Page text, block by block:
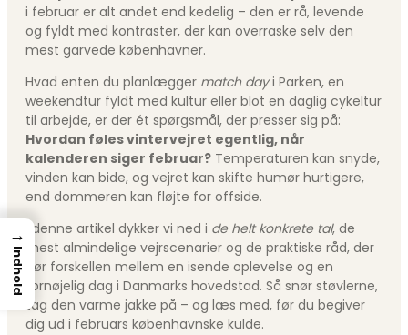
i februar er alt andet end kedelig – den er rå, levende
og fyldt med kontraster, der kan overraske selv den
mest garvede københavner.
Hvad enten du planlægger match dayi Parken, en
weekendtur fyldt med kultur eller blot en daglig cykeltur
til arbejde, er der ét spørgsmål, der presser sig på:
Hvordan føles vintervejret egentlig, når
kalenderen siger februar? Temperaturen kan snyde,
vinden kan bide, og vejret kan skifte humør hurtigere,
end dommeren kan fløjte for offside.
I denne artikel dykker vi ned i de helt konkrete tal, de
mest almindelige vejrscenarier og de praktiske råd, der
gør forskellen mellem en isende oplevelse og en
fornøjelig dag i Danmarks hovedstad. Så snør støvlerne,
tag den varme jakke på – og læs med, før du begiver
dig ud i februars københavnske kulde.
→
Indhold